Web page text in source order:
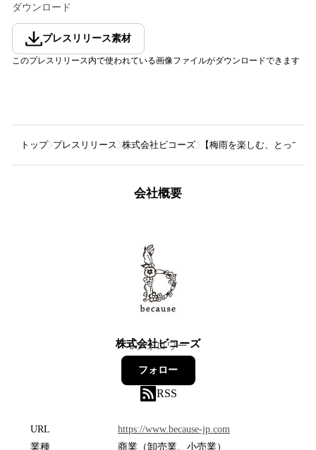
ダウンロード
プレスリリース素材
このプレスリリース内で使われている画像ファイルがダウンロードできます
トップ プレスリリース 株式会社ビコーズ 【梅雨を楽しむ、とって
会社概要
株式会社ビコーズ
0フォロワー
フォロー
RSS
URL
https://www.because-jp.com
業種
商業（卸売業、小売業）